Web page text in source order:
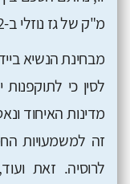
מ"ק של גז נוזלי ב-2022.
מבחינת הנשיא
לסין כי
מדינות האיחוד
זה למשמעויות
לרוסיה. זאת